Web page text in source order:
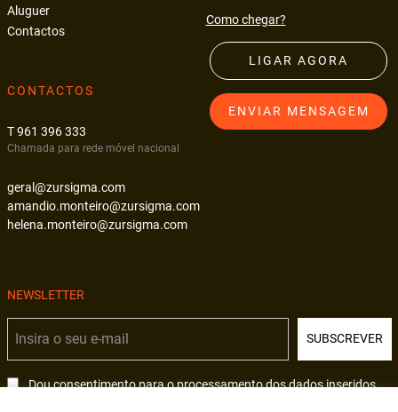
Aluguer
Contactos
Como chegar?
CONTACTOS
T 961 396 333
Chamada para rede móvel nacional
geral@zursigma.com
amandio.monteiro@zursigma.com
helena.monteiro@zursigma.com
LIGAR AGORA
ENVIAR MENSAGEM
NEWSLETTER
SUBSCREVER
Dou consentimento para o processamento dos dados inseridos